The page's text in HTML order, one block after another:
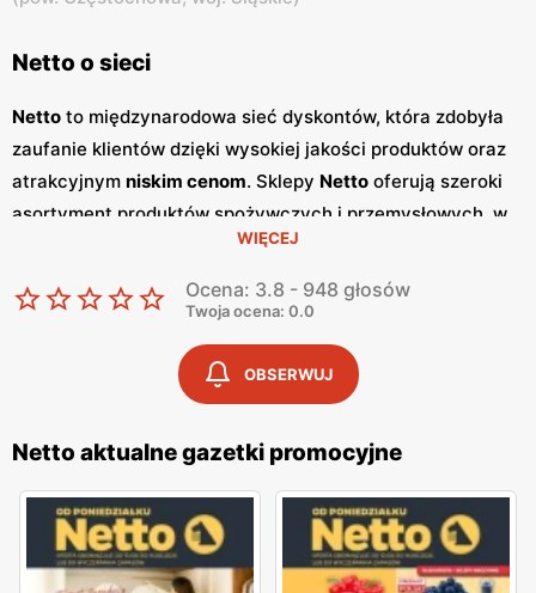
Netto o sieci
Netto to międzynarodowa sieć dyskontów, która zdobyła
zaufanie klientów dzięki wysokiej jakości produktów oraz
atrakcyjnym niskim cenom. Sklepy Netto oferują szeroki
asortyment produktów spożywczych i przemysłowych, w
tym świeże owoce i warzywa, pieczywo, nabiał, mięso oraz
artykuły codziennego użytku. Klienci cenią sobie bogaty
wybór oraz częste
promocje, które umożliwiają
oszczędności na zakupach. Jednym z kluczowych
elementów strategii marketingowejNetto
gazetki promocyjne.Gazetki
najnowszepromocje
, specjalne oferty oraz sezonowe
wyprzedaże, dzięki czemu klienci mogą planować swoje
zakupy i korzystać z wyjątkowych okazji cenowych.
Publikacje te są dostępne zarówno w formie papierowej w
sklepach, jak i online, co umożliwia łatwy dostęp do
WIĘCEJ
Ocena: 3.8 - 948 głosów
Twoja ocena: 0.0
OBSERWUJ
Netto aktualne gazetki promocyjne